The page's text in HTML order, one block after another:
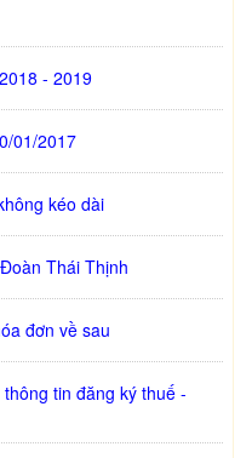
- 2019
01/2017
kéo dài
Thái Thịnh
đơn về sau
tin đăng ký thuế -